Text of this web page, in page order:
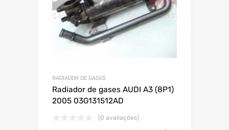
RADIADOR DE GASES
Radiador de gases AUDI A3 (8P1)
2005 03G131512AD
(0 avaliações)